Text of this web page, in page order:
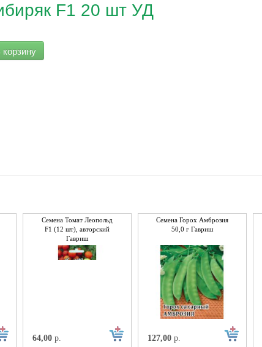
F1 20 шт УД
корзину
Семена Томат Леопольд
F1 (12 шт), авторский
Гавриш
64,00 р.
Семена Горох Амброзия
50,0 г Гавриш
127,00 р.